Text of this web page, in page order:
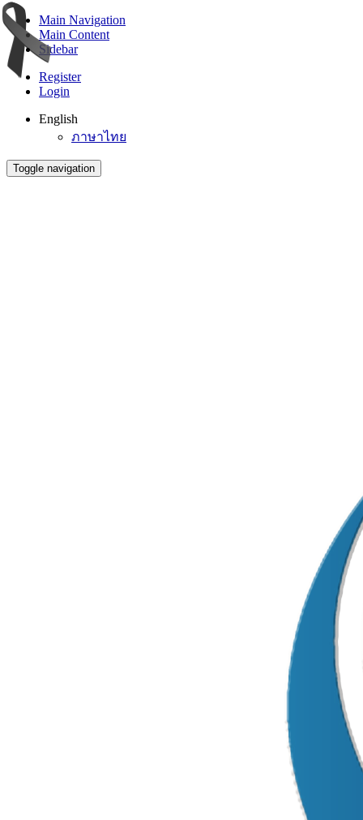
Main Navigation
Main Content
Sidebar
Register
Login
English
ภาษาไทย
Toggle navigation